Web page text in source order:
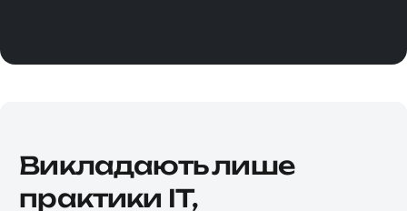
Викладають лише
практики IT,